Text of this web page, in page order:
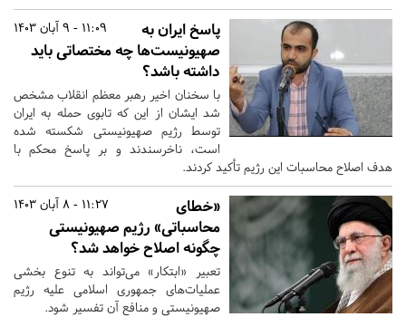
11:09 - 9 آبان 1403
پاسخ ایران به
صهیونیست‌ها چه مختصاتی باید
داشته باشد؟
با سخنان اخیر رهبر معظم انقلاب مشخص
شد ایشان از این که تابوی حمله به ایران
توسط رژیم صهیونیستی شکسته شده
است، ناخرسندند و بر پاسخ محکم با
هدف اصلاح محاسبات این رژیم تأکید کردند.
11:27 - 8 آبان 1403
«خطای
محاسباتی» رژیم صهیونیستی
چگونه اصلاح خواهد شد؟
تعبیر «ابتکار» می‌تواند به تنوع بخشی
عملیات‌های جمهوری اسلامی علیه رژیم
صهیونیستی و منافع آن تفسیر شود.